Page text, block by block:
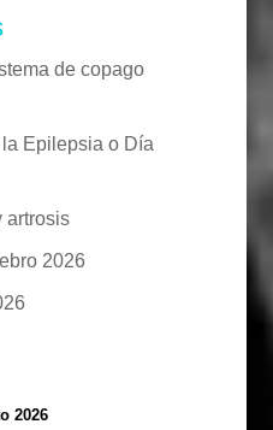
de copago
Epilepsia o Día
artrosis
2026
2026